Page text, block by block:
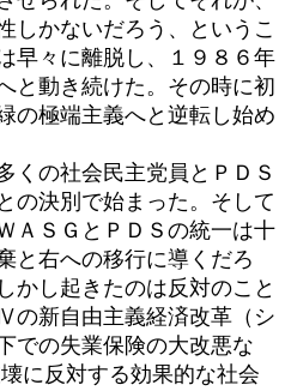
しかないだろう、というこ
早々に離脱し、１９８６年
と動き続けた。その時に初
の極端主義へと逆転し始め
の社会民主党員とＰＤＳ
の決別で始まった。そして
ＡＳＧとＰＤＳの統一は十
と右への移行に導くだろ
かし起きたのは反対のこと
の新自由主義経済改革（シ
での失業保険の大改悪な
に反対する効果的な社会